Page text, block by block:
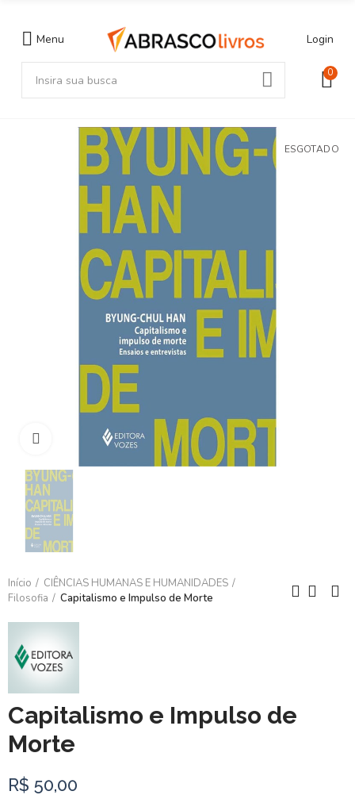
Menu Login
0
ESGOTADO
Clique para ampliar
Início
CIÊNCIAS HUMANAS E HUMANIDADES
Filosofia
Capitalismo e Impulso de Morte
Capitalismo e Impulso de
Morte
R$ 50,00